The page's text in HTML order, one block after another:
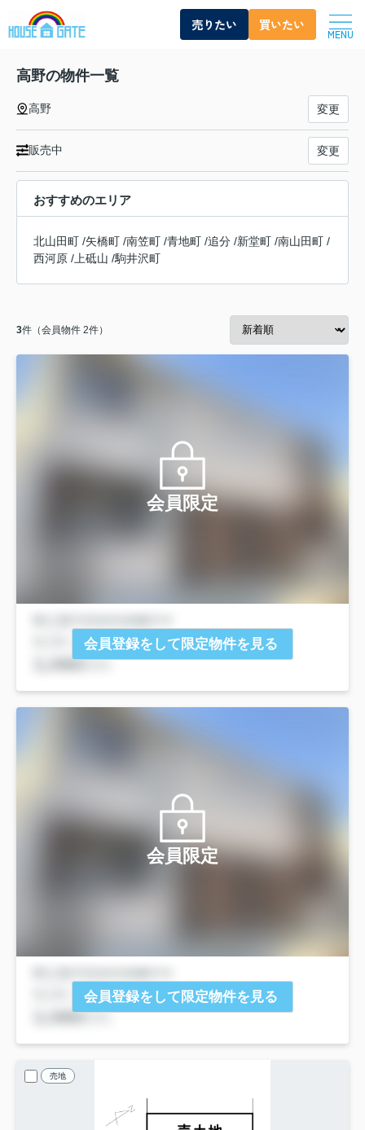
売りたい 買いたい
MENU
高野の物件一覧
高野 変更
販売中 変更
おすすめのエリア
北山田町 /矢橋町 /南笠町 /青地町 /追分 /新堂町 /南山田町 /
西河原 / 上砥山 /駒井沢町
3件（会員物件 2件）
会員限定
会員登録をして限定物件を見る
会員限定
会員登録をして限定物件を見る
売地